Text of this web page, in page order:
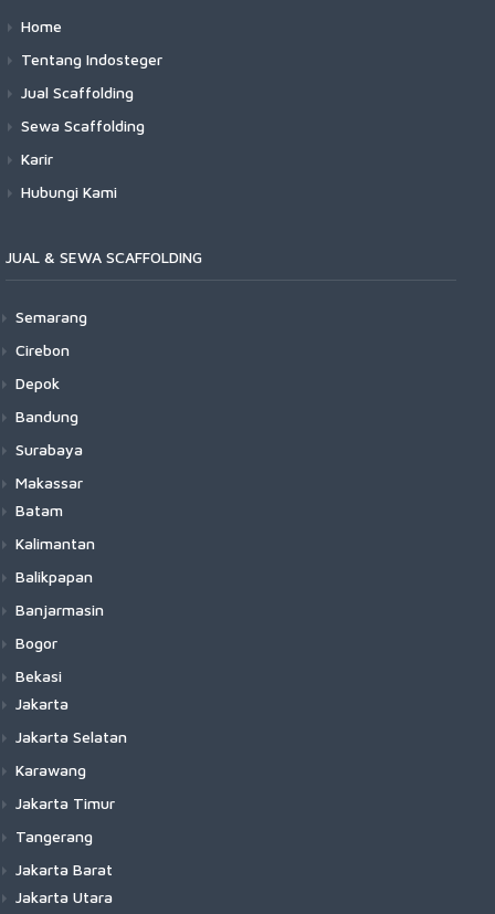
Home
Tentang Indosteger
Jual Scaffolding
Sewa Scaffolding
Karir
Hubungi Kami
JUAL & SEWA SCAFFOLDING
Semarang
Cirebon
Depok
Bandung
Surabaya
Makassar
Batam
Kalimantan
Balikpapan
Banjarmasin
Bogor
Bekasi
Jakarta
Jakarta Selatan
Karawang
Jakarta Timur
Tangerang
Jakarta Barat
Jakarta Utara